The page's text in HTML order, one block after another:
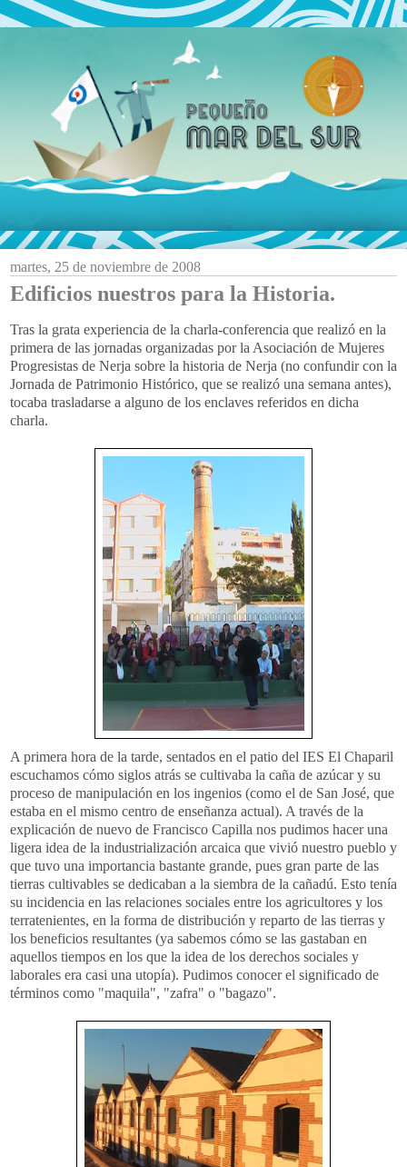
martes, 25 de noviembre de 2008
Edificios nuestros para la Historia.
Tras la grata experiencia de la charla-conferencia que realizó en la
primera de las jornadas organizadas por la Asociación de Mujeres
Progresistas de Nerja sobre la historia de Nerja (no confundircon la
Jornada de Patrimonio Histórico, que se realizó una semana antes),
tocaba trasladarse a alguno de los enclaves referidos en dicha
charla.
A primera hora de la tarde, sentados en el patio del IES El Chaparil
escuchamos cómo siglos atrás se cultivaba la caña de azúcar y su
proceso de manipulación en los ingenios (como el de San José, que
estaba en el mismo centro de enseñanza actual). A través de la
explicación de nuevo de Francisco Capilla nos pudimos hacer una
ligera idea de la industrialización arcaica que vivió nuestro pueblo y
que tuvo una importancia bastante grande, pues gran parte de las
tierras cultivables se dedicaban a la siembra de la cañadú. Esto tenía
su incidencia en las relaciones sociales entre los agricultores y los
terratenientes, en la forma de distribución y reparto de las tierras y
los beneficios resultantes (ya sabemos cómo se las gastaban en
aquellos tiempos en los que la idea de los derechos sociales y
laborales era casi una utopía). Pudimos conocer el significado de
términos como "maquila", "zafra" o "bagazo".